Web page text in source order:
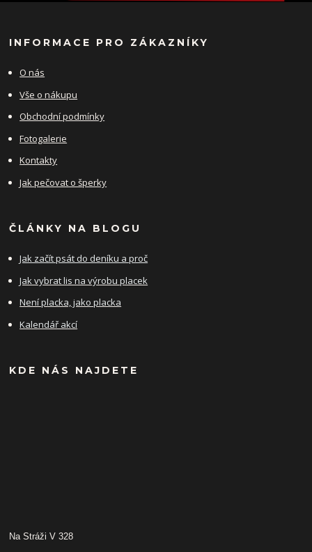
INFORMACE PRO ZÁKAZNÍKY
O nás
Vše o nákupu
Obchodní podmínky
Fotogalerie
Kontakty
Jak pečovat o šperky
ČLÁNKY NA BLOGU
Jak začít psát do deníku a proč
Jak vybrat lis na výrobu placek
Není placka, jako placka
Kalendář akcí
KDE NÁS NAJDETE
Na Stráži V 328